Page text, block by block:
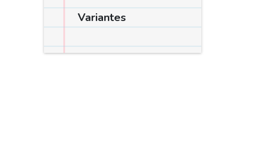
Variantes